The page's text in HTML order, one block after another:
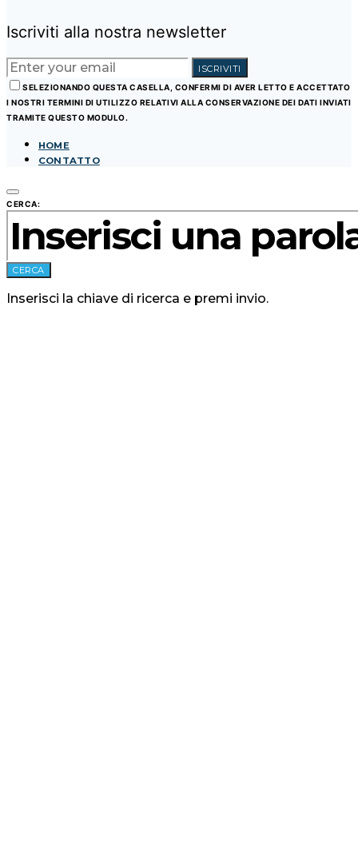
Iscriviti alla nostra newsletter
ISCRIVITI
SELEZIONANDO QUESTA CASELLA, CONFERMI DI AVER LETTO E ACCETTATO
I NOSTRI TERMINI DI UTILIZZO RELATIVI ALLA CONSERVAZIONE DEI DATI INVIATI
TRAMITE QUESTO MODULO.
HOME
CONTATTO
CERCA:
CERCA
Inserisci la chiave di ricerca e premi invio.